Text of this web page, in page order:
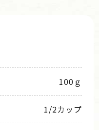
100ｇ
1/2カップ